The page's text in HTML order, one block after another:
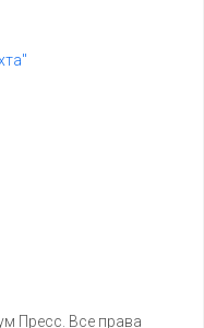
Пресс. Все права